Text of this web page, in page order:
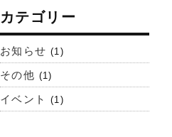
カテゴリー
お知らせ (1)
その他 (1)
イベント (1)